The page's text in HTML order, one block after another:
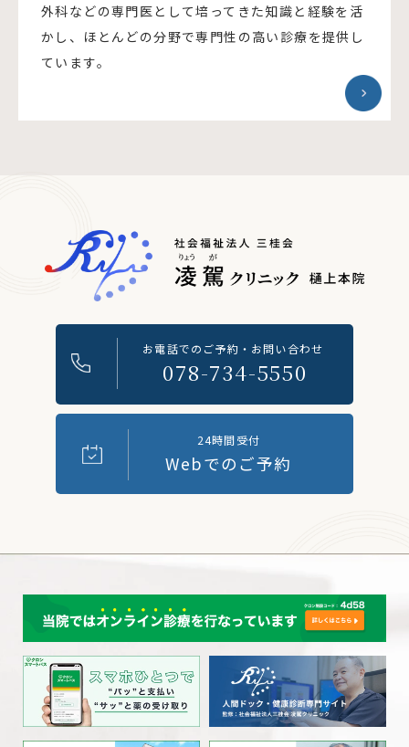
外科などの専門医として培ってきた知識と経験を活
かし、ほとんどの分野で専門性の高い診療を提供し
ています。
お電話でのご予約・お問い合わせ
078-734-5550
24時間受付
Webでのご予約